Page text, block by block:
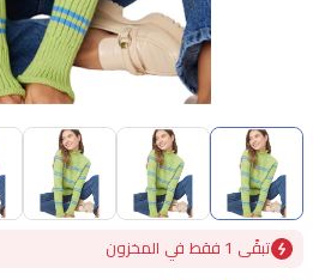
Item
تبقًى 1 فقط في المخزون